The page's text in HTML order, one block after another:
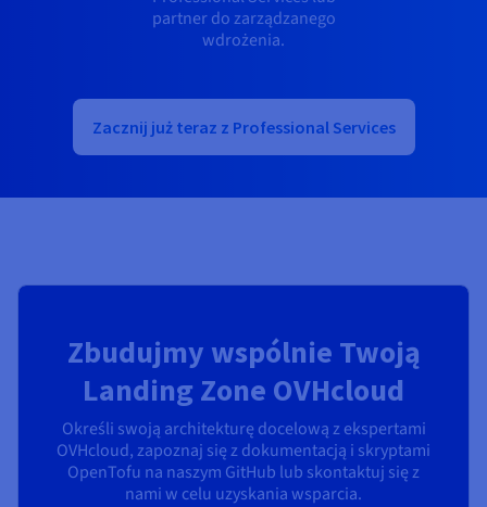
partner do zarządzanego
wdrożenia.
Zacznij już teraz z Professional Services
Zbudujmy wspólnie Twoją
Landing Zone OVHcloud
Określi swoją architekturę docelową z ekspertami
OVHcloud, zapoznaj się z dokumentacją i skryptami
OpenTofu na naszym GitHub lub skontaktuj się z
nami w celu uzyskania wsparcia.